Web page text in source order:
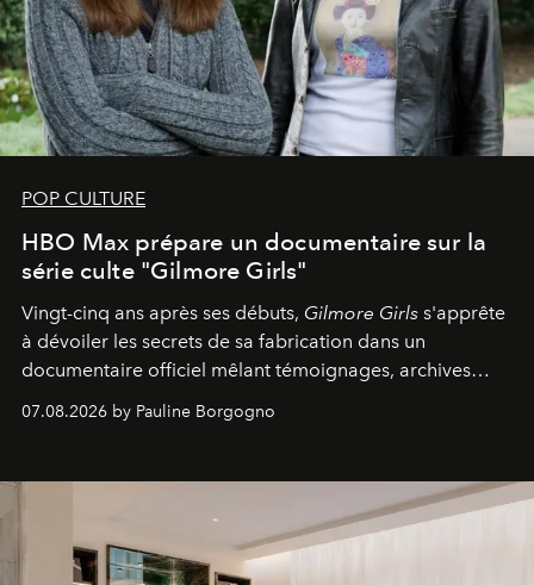
POP CULTURE
HBO Max prépare un documentaire sur la
série culte "Gilmore Girls"
Vingt-cinq ans après ses débuts, Gilmore Girls s'apprête
à dévoiler les secrets de sa fabrication dans un
documentaire officiel mêlant témoignages, archives
inédites et plongée dans les coulisses d'un phénomène
générationnel.
07.08.2026 by Pauline Borgogno